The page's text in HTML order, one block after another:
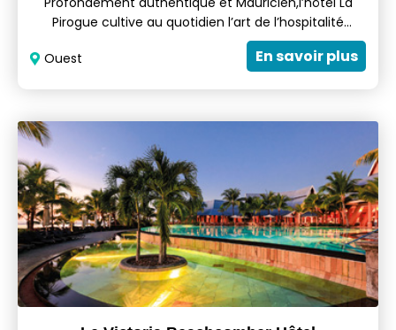
Pirogue cultive au quotidien l’art de l’hospitalité
Mauricienne. Bien plus qu’une qualité,il s’agit d’une
tradition empreinte de romantisme et de sérénité qui
Ouest En savoir plus